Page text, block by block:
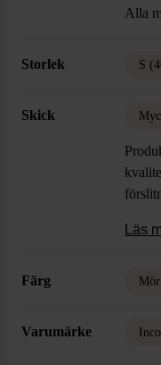
Alla
Storlek S
Skick
Läs
Färg
Varumärke